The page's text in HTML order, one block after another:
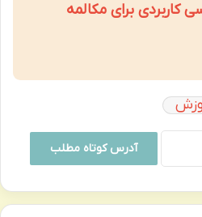
کاربردی برای مکالمه
آدرس کوتاه مطلب